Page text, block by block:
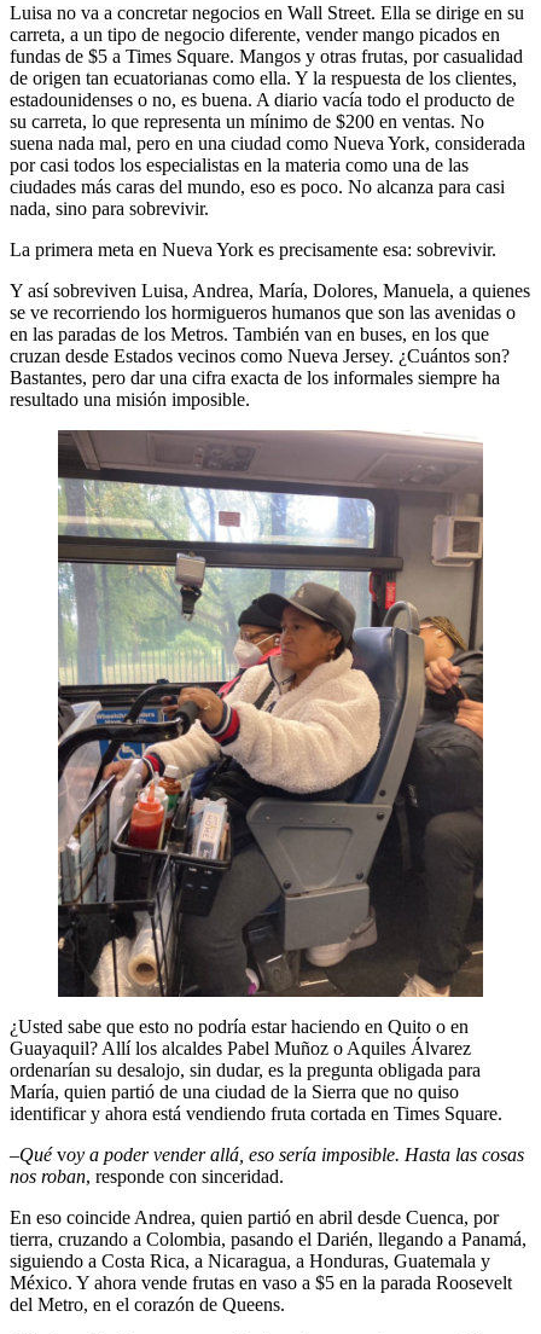
Luisa no va a concretar negocios en Wall Street. Ella se dirige en su
carreta, a un tipo de negocio diferente, vender mango picados en
fundas de $5 a Times Square. Mangos y otras frutas, por casualidad
de origen tan ecuatorianas como ella. Y la respuesta de los clientes,
estadounidenses o no, es buena. A diario vacía todo el producto de
su carreta, lo que representa un mínimo de $200 en ventas. No
suena nada mal, pero en una ciudad como Nueva York, considerada
por casi todos los especialistas en la materia como una de las
ciudades más caras del mundo, eso es poco. No alcanza para casi
nada, sino para sobrevivir.
La primera meta en Nueva York es precisamente esa: sobrevivir.
Y así sobreviven Luisa, Andrea, María, Dolores, Manuela, a quienes
se ve recorriendo los hormigueros humanos que son las avenidas o
en las paradas de los Metros. También van en buses, en los que
cruzan desde Estados vecinos como Nueva Jersey. ¿Cuántos son?
Bastantes, pero dar una cifra exacta de los informales siempre ha
resultado una misión imposible.
¿Usted sabe que esto no podría estar haciendo en Quito o en
Guayaquil? Allí los alcaldes Pabel Muñoz o Aquiles Álvarez
ordenarían su desalojo, sin dudar, es la pregunta obligada para
María, quien partió de una ciudad de la Sierra que no quiso
identificar y ahora está vendiendo fruta cortada en Times Square.
–Quévoy a poder vender allá, eso sería imposible. Hasta las cosas
nos roban, responde con sinceridad.
En eso coincide Andrea, quien partió en abril desde Cuenca, por
tierra, cruzando a Colombia, pasando el Darién, llegando a Panamá,
siguiendo a Costa Rica, a Nicaragua, a Honduras, Guatemala y
México. Y ahora vende frutas en vaso a $5 en la parada Roosevelt
del Metro, en el corazón de Queens.